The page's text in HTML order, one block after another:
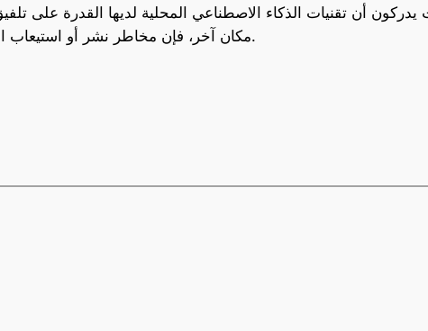
أن تقنيات الذكاء الاصطناعي المحلية لديها القدرة على
مكان آخر، فإن مخاطر نشر أو استيعاب المعلومات الخاطئة ستقل إلى أدنى حد ممكن.